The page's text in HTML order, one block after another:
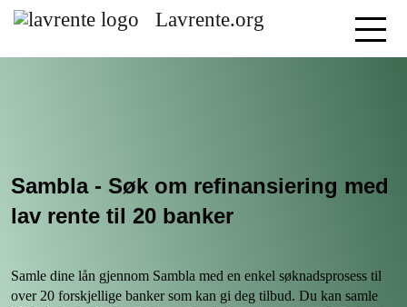
Lavrente.org
Sambla - Søk om refinansiering med
lav rente til 20 banker
Samle dine lån gjennom Sambla med en enkel søknadsprosess til
over 20 forskjellige banker som kan gi deg tilbud. Du kan samle